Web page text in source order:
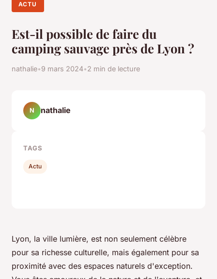
ACTU
Est-il possible de faire du
camping sauvage près de Lyon ?
nathalie•9 mars 2024•2 min de lecture
Lyon, la ville lumière, est non seulement célèbre
pour sa richesse culturelle, mais également pour sa
proximité avec des espaces naturels d'exception.
N nathalie
TAGS
Actu